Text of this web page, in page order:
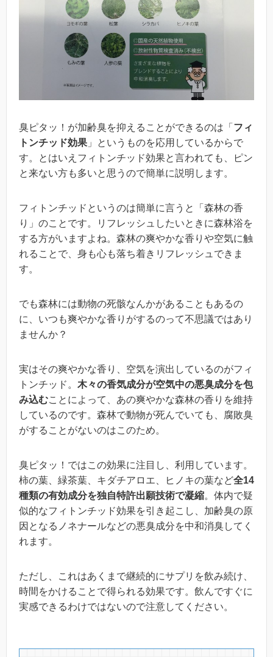
臭ピタッ！が加齢臭を抑えることができるのは「 フィ
トンチッド効果 」というものを応用しているからで
す。とはいえフィトンチッド効果と言われても、ピン
と来ない方も多いと思うので簡単に説明します。
フィトンチッドというのは簡単に言うと「森林の香
り」のことです。リフレッシュしたいときに森林浴を
する方がいますよね。森林の爽やかな香りや空気に触
れることで、身も心も落ち着きリフレッシュできま
す。
でも森林には動物の死骸なんかがあることもあるの
に、いつも爽やかな香りがするのって不思議ではあり
ませんか？
実はその爽やかな香り、空気を演出しているのがフィ
トンチッド。 木々の香気成分が空気中の悪臭成分を包
み込むことによって、あの爽やかな森林の香りを維持
しているのです。森林で動物が死んでいても、腐敗臭
がすることがないのはこのため。
臭ピタッ！ではこの効果に注目し、利用しています。
柿の葉、緑茶葉、キダチアロエ、ヒノキの葉など全14
種類の有効成分を独自特許出願技術で凝縮。体内で疑
似的なフィトンチッド効果を引き起こし、加齢臭の原
因となるノネナールなどの悪臭成分を中和消臭してく
れます。
ただし、これはあくまで継続的にサプリを飲み続け、
時間をかけることで得られる効果です。飲んですぐに
実感できるわけではないので注意してください。